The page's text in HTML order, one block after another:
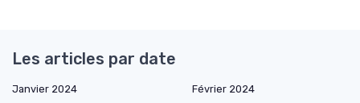
Les articles par date
Janvier 2024
Février 2024